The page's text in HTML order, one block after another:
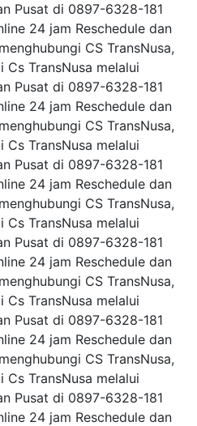
Pusat di 0897-6328-181
24 jam Reschedule dan
CS TransNusa,
TransNusa melalui
Pusat di 0897-6328-181
24 jam Reschedule dan
CS TransNusa,
TransNusa melalui
Pusat di 0897-6328-181
24 jam Reschedule dan
CS TransNusa,
TransNusa melalui
Pusat di 0897-6328-181
24 jam Reschedule dan
CS TransNusa,
TransNusa melalui
Pusat di 0897-6328-181
24 jam Reschedule dan
CS TransNusa,
TransNusa melalui
Pusat di 0897-6328-181
24 jam Reschedule dan